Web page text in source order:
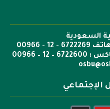
السعودية
ص.ب: 6351 جدة الرمز 21442 هاتف 6722269 – 12 – 00966
الإجتماعي